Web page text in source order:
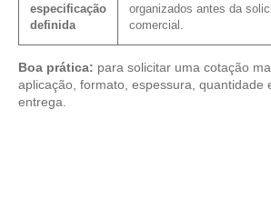
especificação
definida
organizados antes da
comercial.
Boa prática: para solicitar uma cotação
aplicação, formato, espessura, quantidade
entrega.